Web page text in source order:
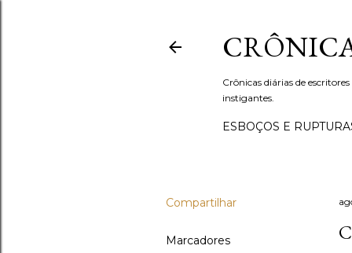
Crônicas diárias de
instigantes.
ESBOÇOS E
Compartilhar
Marcadores